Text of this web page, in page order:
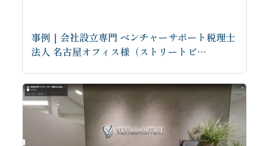
事例｜会社設立専門 ベンチャーサポート税理士
法人 名古屋オフィス様（ストリートビ…